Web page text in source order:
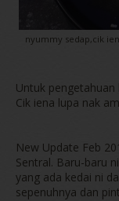
nyummy sedap,cik
Untuk pengetahuan
Cik iena lupa nak
New Update Feb
Sentral. Baru-baru
yang ada kedai ni
sepenuhnya dan